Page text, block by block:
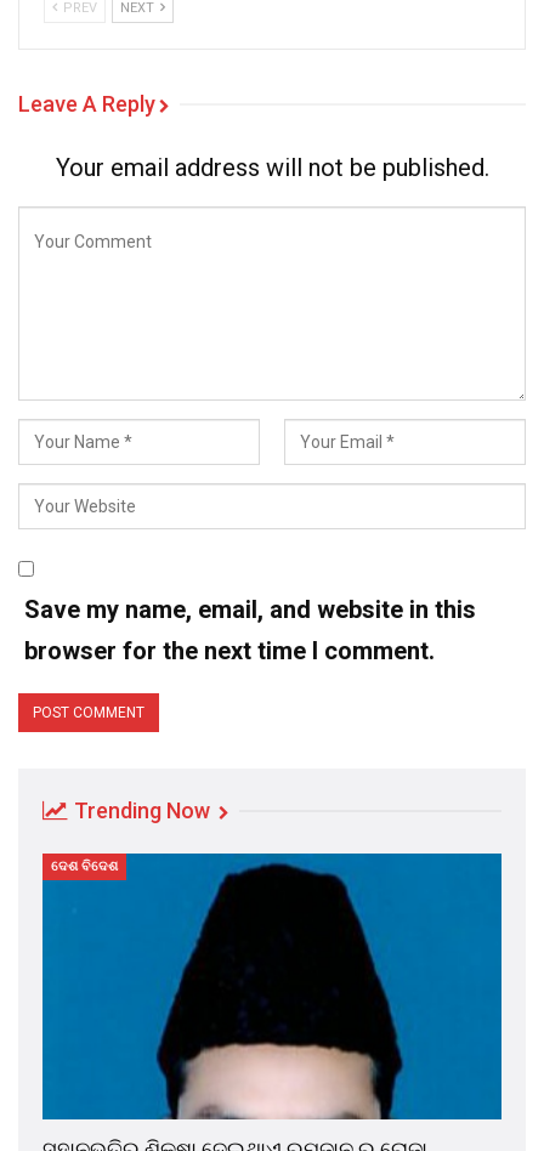
PREV NEXT
Leave A Reply
Your email address will not be published.
Save my name, email, and website in this
browser for the next time I comment.
Trending Now
ଦେଶ ବିଦେଶ